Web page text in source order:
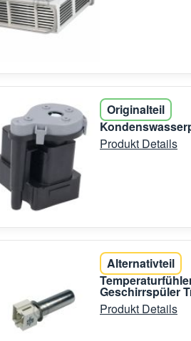
Originalteil
Produkt Details
Alternativteil
Geschirrspüler
Produkt Details